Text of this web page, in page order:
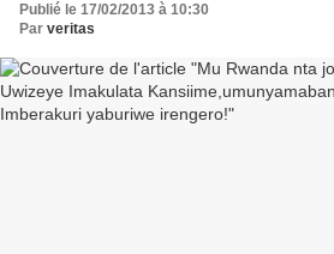
Publié le 17/02/2013 à 10:30
Par veritas